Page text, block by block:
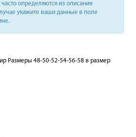
определяются из описания
укажите ваши данные в поле
Размеры 48-50-52-54-56-58 в размер